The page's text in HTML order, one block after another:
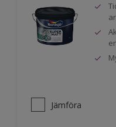
Jämföra